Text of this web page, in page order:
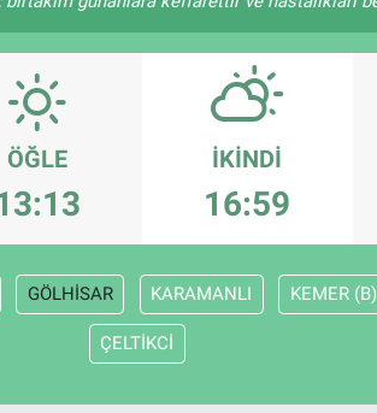
ÖĞLE İKINDI
16:59
GÖLHİSAR KARAMANLI KEMER (B)
ÇELTİKCİ